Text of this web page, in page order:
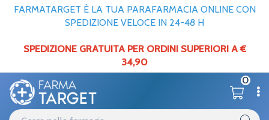
FARMATARGET È LA TUA PARAFARMACIA ONLINE CON
SPEDIZIONE VELOCE IN 24-48 H
SPEDIZIONE GRATUITA PER ORDINI SUPERIORI A €
34,90
0